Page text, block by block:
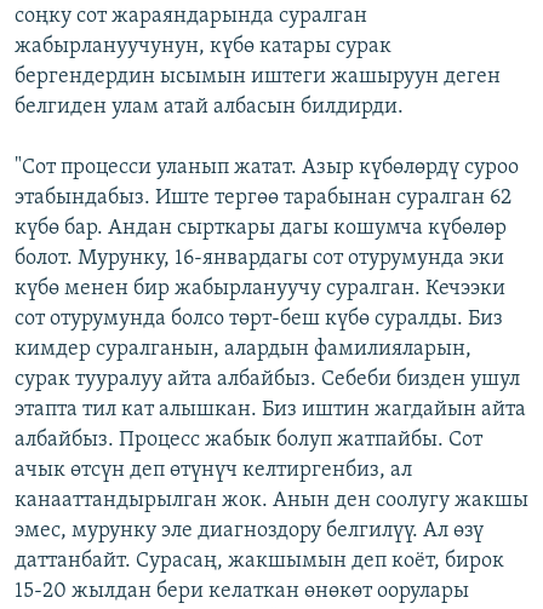
соңку сот жараяндарында суралган
жабырлануучунун, күбө катары сурак
бергендердин ысымын иштеги жашыруун деген
белгиден улам атай албасын билдирди.
"Сот процесси уланып жатат. Азыр күбөлөрдү суроо
этабындабыз. Иште тергөө тарабынан суралган 62
күбө бар. Андан сырткары дагы кошумча күбөлөр
болот. Мурунку, 16-январдагы сот отурумунда эки
күбө менен бир жабырлануучу суралган. Кечээки
сот отурумунда болсо төрт-беш күбө суралды. Биз
кимдер суралганын, алардын фамилияларын,
сурак тууралуу айта албайбыз. Себеби бизден ушул
этапта тил кат алышкан. Биз иштин жагдайын айта
албайбыз. Процесс жабык болуп жатпайбы. Сот
ачык өтсүн деп өтүнүч келтиргенбиз, ал
канааттандырылган жок. Анын ден соолугу жакшы
эмес, мурунку эле диагноздору белгилүү. Ал өзү
даттанбайт. Сурасаң, жакшымын деп коёт, бирок
15-20 жылдан бери келаткан өнөкөт оорулары